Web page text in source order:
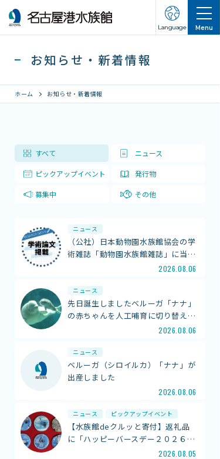
Menu
Language
水族館の周辺施設
営業・イベントスケジュール
入館チケット
交通アクセス
名古屋港水族館ってこんなところ
イベント紹介
研究・教育
体験学習プログラム
ショップ・レストラン
よくある質問
お知らせ・新着情報
ホーム お知らせ・新着情報
すべて ニュース
ピックアップイベント 発行物
募集中 その他
2026.08.06
ニュース
（公社）日本動物園水族館協会の学
術雑誌「動物園水族館雑誌」に当…
2026.08.06
ニュース
先日誕生しましたベルーガ「ナナ」
の赤ちゃんを人工哺育に切り替え…
2026.08.06
ニュース
ベルーガ（シロイルカ）「ナナ」が
出産しました
2026.08.05
ニュース ピックアップイベント
【水族館deクルッと寄付】返礼品
に「ハッピーバースデー２０２６ …